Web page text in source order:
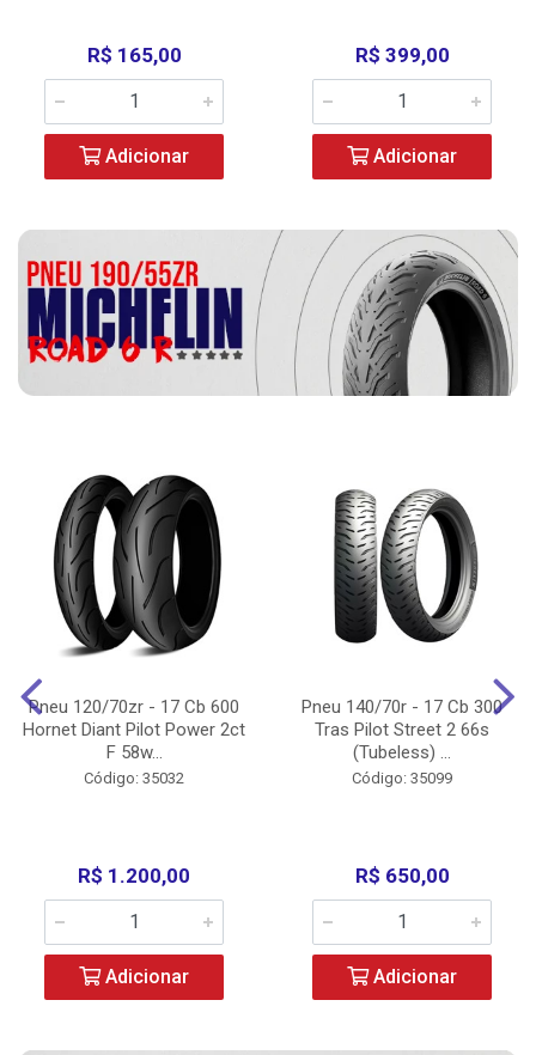
R$ 165,00
Adicionar
R$ 399,00
Adicionar
Pneu 120/70zr - 17 Cb 600
Hornet Diant Pilot Power 2ct
F 58w...
Código: 35032
R$ 1.200,00
Adicionar
Pneu 140/70r - 17 Cb 300
Tras Pilot Street 2 66s
(Tubeless) ...
Código: 35099
R$ 650,00
Adicionar